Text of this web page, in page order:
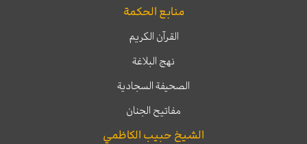
منابع الحكمة
القرآن الكريم
نهج البلاغة
الصحيفة السجادية
مفاتيح الجنان
الشيخ حبيب الكاظمي